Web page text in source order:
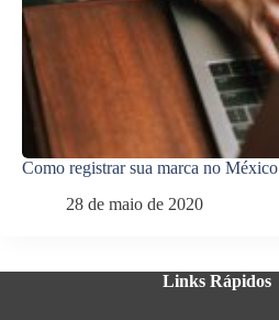
Como registrar sua marca no México
28 de maio de 2020
Links Rápidos